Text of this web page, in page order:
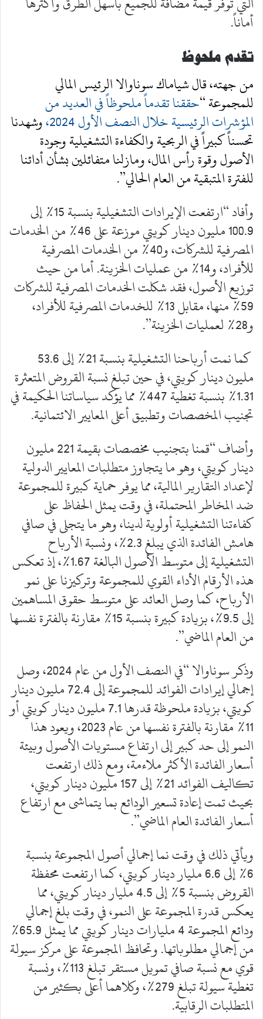
أماناً.
تقدم ملحوظ
من جهته، قال شياماك سوناوالا الرئيس المالي
للمجموعة “حققنا تقدماً ملحوظاً في العديد من
المؤشرات الرئيسية خلال النصف الأول 2024، وشهدنا
تحسناً كبيراً في الربحية والكفاءة التشغيلية وجودة
الأصول وقوة رأس المال، ومازلنا متفائلين بشأن أدائنا
للفترة المتبقية من العام الحالي”.
وأفاد “ارتفعت الإيرادات التشغيلية بنسبة 15% إلى
100.9 مليون دينار كويتي موزعة على 46% من الخدمات
المصرفية للشركات، و40% من الخدمات المصرفية
للأفراد، و14% من عمليات الخزينة. أما من حيث
توزيع الأصول، فقد شكلت الخدمات المصرفية للشركات
59% منها، مقابل 13% للخدمات المصرفية للأفراد،
و28% لعمليات الخزينة”.
كما نمت أرباحنا التشغيلية بنسبة 21% إلى 53.6
مليون دينار كويتي، في حين تبلغ نسبة القروض المتعثرة
1.31% بنسبة تغطية 447% مما يؤكد سياساتنا الحكيمة في
تجنيب المخصصات وتطبيق أعلى المعايير الائتمانية.
وأضاف “قمنا بتجنيب مخصصات بقيمة 221 مليون
دينار كويتي، وهو ما يتجاوز متطلبات المعايير الدولية
لإعداد التقارير المالية، مما يوفر حماية كبيرة للمجموعة
ضد المخاطر المحتملة، في وقت يمثل الحفاظ على
كفاءتنا التشغيلية أولوية لدينا، وهو ما يتجلى في صافي
هامش الفائدة الذي يبلغ 2.3%، ونسبة الأرباح
التشغيلية إلى متوسط ​​الأصول البالغة 1.67%، إذ تعكس
هذه الأرقام الأداء القوي للمجموعة وتركيزنا على نمو
الأرباح، كما وصل العائد على متوسط ​​حقوق المساهمين
إلى 9.5%، بزيادة كبيرة بنسبة 15% مقارنة بالفترة نفسها
من العام الماضي”.
وذكر سوناوالا “في النصف الأول من عام 2024، وصل
إجمالي إيرادات الفوائد للمجموعة إلى 72.4 مليون دينار
كويتي، بزيادة ملحوظة قدرها 7.1 مليون دينار كويتي أو
11% مقارنة بالفترة نفسها من عام 2023، ويعود هذا
النمو إلى حد كبير إلى ارتفاع مستويات الأصول وبيئة
أسعار الفائدة الأكثر ملاءمة، ومع ذلك ارتفعت
تكاليف الفوائد 21% إلى 157 مليون دينار كويتي،
بحيث تمت إعادة تسعير الودائع بما يتماشى مع ارتفاع
أسعار الفائدة العام الماضي”.
ويأتي ذلك في وقت نما إجمالي أصول المجموعة بنسبة
6% إلى 6.6 مليار دينار كويتي، كما ارتفعت محفظة
القروض بنسبة 5% إلى 4.5 مليار دينار كويتي، مما
يعكس قدرة المجموعة على النمو، في وقت بلغ إجمالي
ودائع المجموعة 4 مليارات دينار كويتي مما يمثل 65.9%
من إجمالي مطلوباتها. وتحافظ المجموعة على مركز سيولة
قوي مع نسبة صافي تمويل مستقر تبلغ 113%، ونسبة
تغطية سيولة تبلغ 279%، وكلاهما أعلى بكثير من
المتطلبات الرقابية.